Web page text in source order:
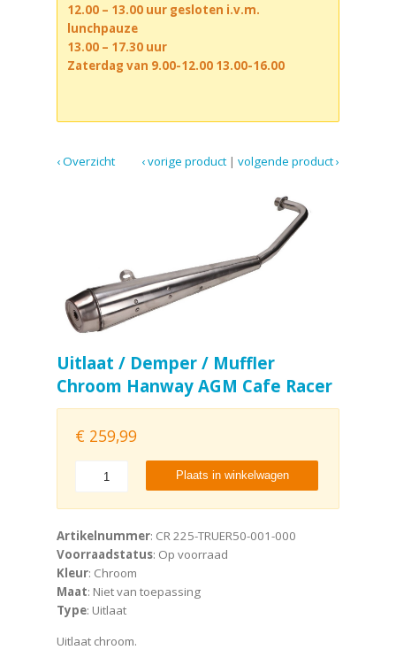
12.00 – 13.00 uur gesloten i.v.m.
lunchpauze
13.00 – 17.30 uur
Zaterdag van 9.00-12.00 13.00-16.00
‹ Overzicht volgende product ›
|
‹ vorige product
Uitlaat / Demper / Muffler
Chroom Hanway AGM Cafe Racer
€ 259,99
Plaats in winkelwagen
Artikelnummer: CR 225-TRUER50-001-000
Voorraadstatus: Op voorraad
Kleur: Chroom
Maat: Niet van toepassing
Type: Uitlaat
Uitlaat chroom.